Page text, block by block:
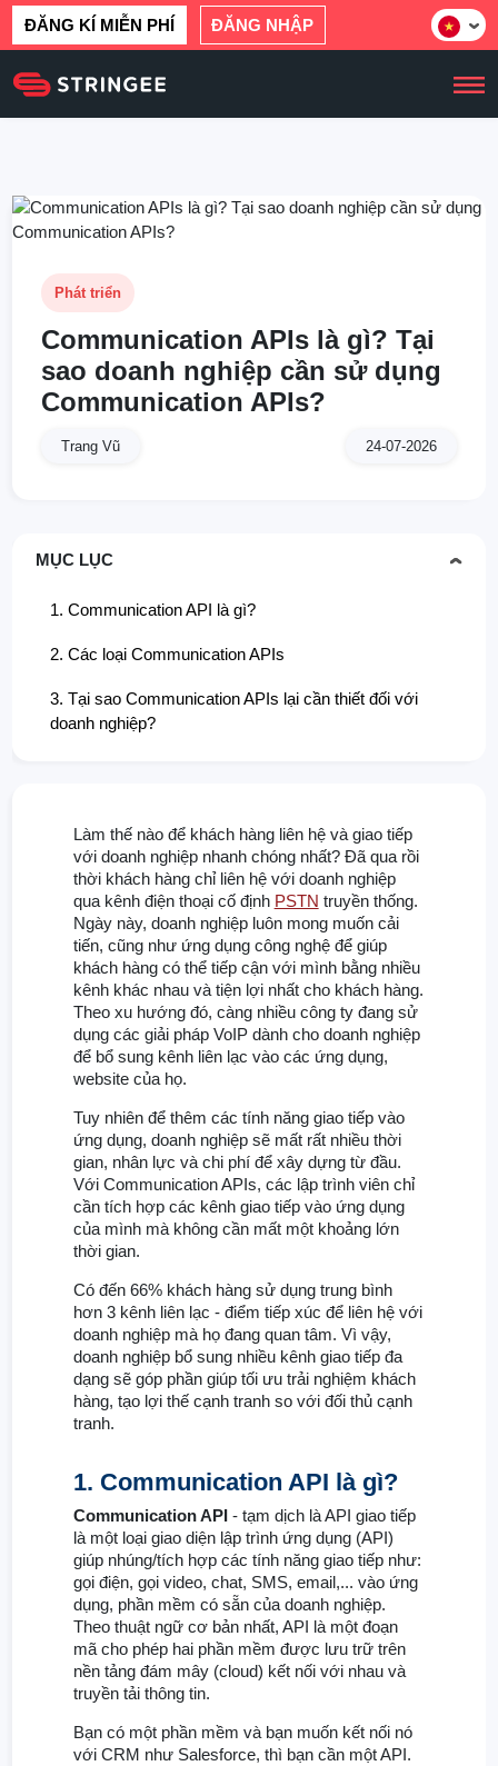
ĐĂNG KÍ MIỄN PHÍ ĐĂNG NHẬP
Phát triển
Communication APIs là gì? Tại
sao doanh nghiệp cần sử dụng
Communication APIs?
Trang Vũ 24-07-2026
MỤC LỤC
1. Communication API là gì?
2. Các loại Communication APIs
3. Tại sao Communication APIs lại cần thiết đối với
doanh nghiệp?
Làm thế nào để khách hàng liên hệ và giao tiếp
với doanh nghiệp nhanh chóng nhất? Đã qua rồi
thời khách hàng chỉ liên hệ với doanh nghiệp
qua kênh điện thoại cố định PSTN truyền thống.
Ngày này, doanh nghiệp luôn mong muốn cải
tiến, cũng như ứng dụng công nghệ để giúp
khách hàng có thể tiếp cận với mình bằng nhiều
kênh khác nhau và tiện lợi nhất cho khách hàng.
Theo xu hướng đó, càng nhiều công ty đang sử
dụng các giải pháp VoIP dành cho doanh nghiệp
để bổ sung kênh liên lạc vào các ứng dụng,
website của họ.
Tuy nhiên để thêm các tính năng giao tiếp vào
ứng dụng, doanh nghiệp sẽ mất rất nhiều thời
gian, nhân lực và chi phí để xây dựng từ đầu.
Với Communication APIs, các lập trình viên chỉ
cần tích hợp các kênh giao tiếp vào ứng dụng
của mình mà không cần mất một khoảng lớn
thời gian.
Có đến 66% khách hàng sử dụng trung bình
hơn 3 kênh liên lạc - điểm tiếp xúc để liên hệ với
doanh nghiệp mà họ đang quan tâm. Vì vậy,
doanh nghiệp bổ sung nhiều kênh giao tiếp đa
dạng sẽ góp phần giúp tối ưu trải nghiệm khách
hàng, tạo lợi thế cạnh tranh so với đối thủ cạnh
tranh.
1. Communication API là gì?
Communication API- tạm dịch là API giao tiếp
là một loại giao diện lập trình ứng dụng (API)
giúp nhúng/tích hợp các tính năng giao tiếp như:
gọi điện, gọi video, chat, SMS, email,... vào ứng
dụng, phần mềm có sẵn của doanh nghiệp.
Theo thuật ngữ cơ bản nhất, API là một đoạn
mã cho phép hai phần mềm được lưu trữ trên
nền tảng đám mây (cloud) kết nối với nhau và
truyền tải thông tin.
Bạn có một phần mềm và bạn muốn kết nối nó
với CRM như Salesforce, thì bạn cần một API.